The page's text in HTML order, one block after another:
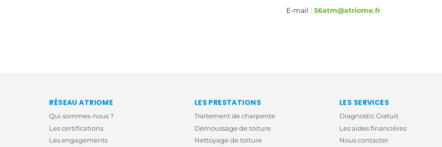
E-mail : 56atm@atriome.fr
RÉSEAU ATRIOME
Qui sommes-nous ?
Les certifications
Les engagements
LES PRESTATIONS
Traitement de charpente
Démoussage de toiture
Nettoyage de toiture
LES SERVICES
Diagnostic Gratuit
Les aides financières
Nous contacter